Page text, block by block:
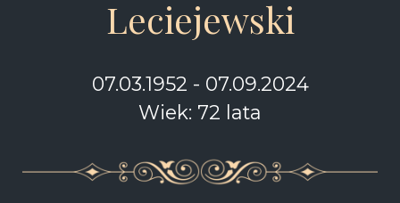
Leciejewski
07.03.1952 - 07.09.2024
Wiek: 72 lata